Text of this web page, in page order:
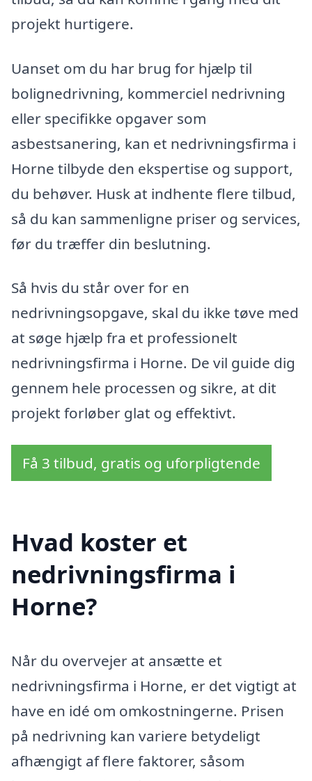
projekt hurtigere.
Uanset om du har brug for hjælp til
bolignedrivning, kommerciel nedrivning
eller specifikke opgaver som
asbestsanering, kan et nedrivningsfirma i
Horne tilbyde den ekspertise og support,
du behøver. Husk at indhente flere tilbud,
så du kan sammenligne priser og services,
før du træffer din beslutning.
Så hvis du står over for en
nedrivningsopgave, skal du ikke tøve med
at søge hjælp fra et professionelt
nedrivningsfirma i Horne. De vil guide dig
gennem hele processen og sikre, at dit
projekt forløber glat og effektivt.
Få 3 tilbud, gratis og uforpligtende
Hvad koster et
nedrivningsfirma i
Horne?
Når du overvejer at ansætte et
nedrivningsfirma i Horne, er det vigtigt at
have en idé om omkostningerne. Prisen
på nedrivning kan variere betydeligt
afhængigt af flere faktorer, såsom